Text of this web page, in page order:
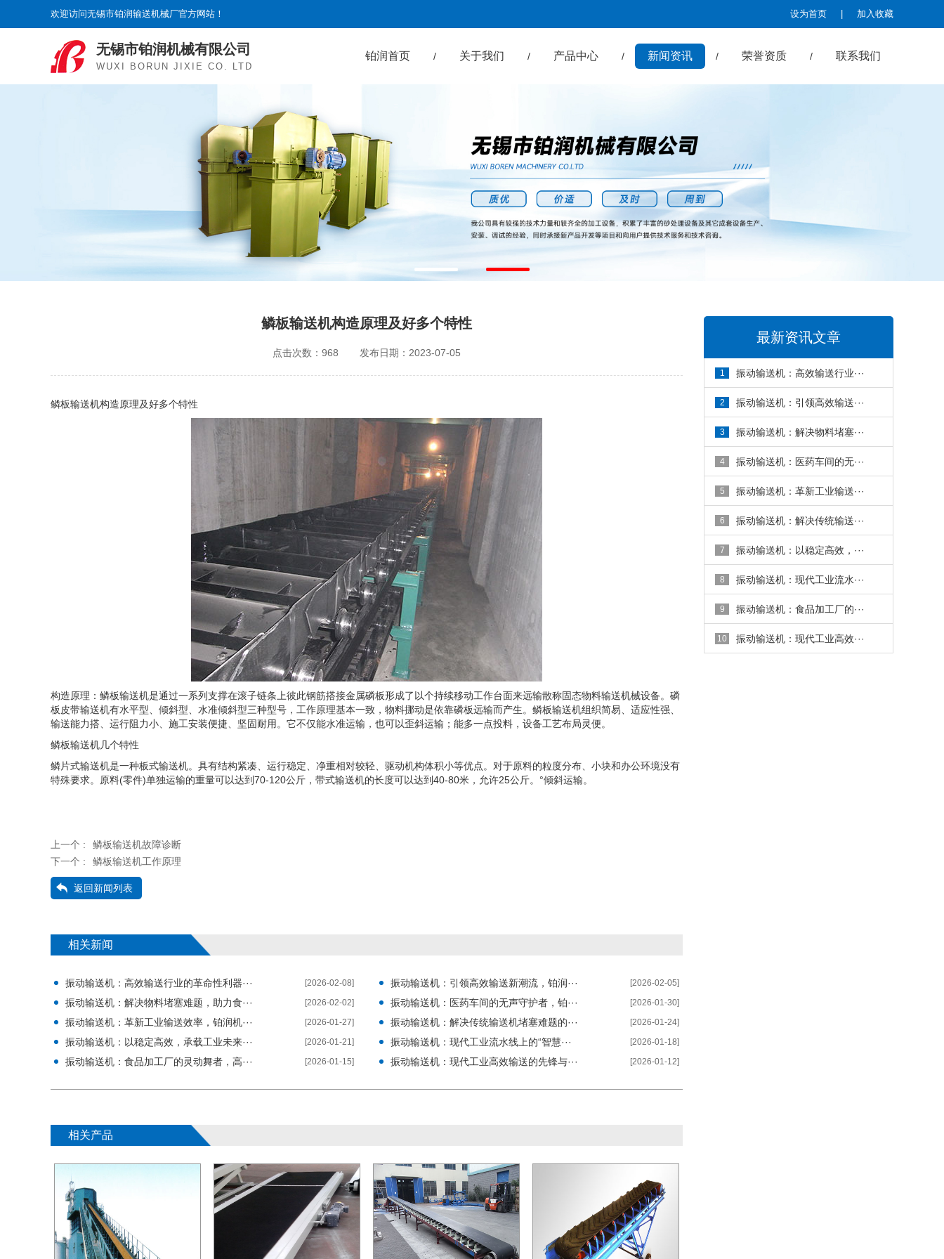
欢迎访问无锡市铂润输送机械厂官方网站！ 设为首页 加入收藏
无锡市铂润机械有限公司
WUXI BORUN JIXIE CO. LTD
铂润首页 / 关于我们 / 产品中心 / 新闻资讯 / 荣誉资质 / 联系我们
鳞板输送机构造原理及好多个特性
点击次数：968 发布日期：2023-07-05
鳞板输送机构造原理及好多个特性
构造原理：鳞板输送机是通过一系列支撑在滚子链条上彼此钢筋搭接金属磷板形成了以个持续移动工作台面来远输散称固态物料输送机械设备。磷
板皮带输送机有水平型、倾斜型、水准倾斜型三种型号，工作原理基本一致，物料挪动是依靠磷板远输而产生。鳞板输送机组织简易、适应性强、
输送能力搭、运行阻力小、施工安装便捷、坚固耐用。它不仅能水准运输，也可以歪斜运输；能多一点投料，设备工艺布局灵便。
鳞板输送机几个特性
鳞片式输送机是一种板式输送机。具有结构紧凑、运行稳定、净重相对较轻、驱动机构体积小等优点。对于原料的粒度分布、小块和办公环境没有
特殊要求。原料(零件)单独运输的重量可以达到70-120公斤，带式输送机的长度可以达到40-80米，允许25公斤。°倾斜运输。
上一个 :
鳞板输送机故障诊断
下一个 :
鳞板输送机工作原理
返回新闻列表
相关新闻
振动输送机：高效输送行业的革命性利器··· [2026-02-08] 振动输送机：引领高效输送新潮流，铂润··· [2026-02-05]
振动输送机：解决物料堵塞难题，助力食··· [2026-02-02] 振动输送机：医药车间的无声守护者，铂··· [2026-01-30]
振动输送机：革新工业输送效率，铂润机··· [2026-01-27] 振动输送机：解决传统输送机堵塞难题的··· [2026-01-24]
振动输送机：以稳定高效，承载工业未来··· [2026-01-21] 振动输送机：现代工业流水线上的“智慧··· [2026-01-18]
振动输送机：食品加工厂的灵动舞者，高··· [2026-01-15] 振动输送机：现代工业高效输送的先锋与··· [2026-01-12]
相关产品
最新资讯文章
1 振动输送机：高效输送行业···
2 振动输送机：引领高效输送···
3 振动输送机：解决物料堵塞···
4 振动输送机：医药车间的无···
5 振动输送机：革新工业输送···
6 振动输送机：解决传统输送···
7 振动输送机：以稳定高效，···
8 振动输送机：现代工业流水···
9 振动输送机：食品加工厂的···
10 振动输送机：现代工业高效···